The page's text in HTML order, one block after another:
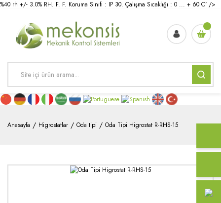
%40 rh +/- 3.0% RH. F. F. Koruma Sınıfı : IP 30. Çalışma Sıcaklığı : 0 ... + 60 C' />
Anasayfa Higrostatlar Oda tipi Oda Tipi Higrostat R-RHS-15